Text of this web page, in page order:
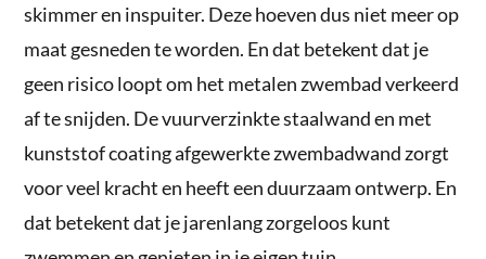
skimmer en inspuiter. Deze hoeven dus niet meer op
maat gesneden te worden. En dat betekent dat je
geen risico loopt om het metalen zwembad verkeerd
af te snijden. De vuurverzinkte staalwand en met
kunststof coating afgewerkte zwembadwand zorgt
voor veel kracht en heeft een duurzaam ontwerp. En
dat betekent dat je jarenlang zorgeloos kunt